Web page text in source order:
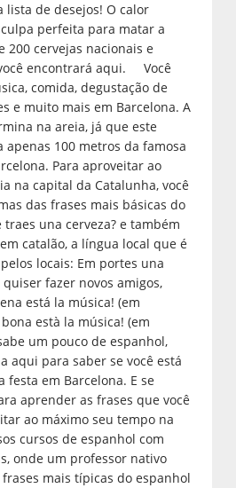
lista de desejos! O calor
perfeita para matar a
200 cervejas nacionais e
encontrará aqui. Você
comida, degustação de
e muito mais em Barcelona. A
na areia, já que este
apenas 100 metros da famosa
Para aproveitar ao
na capital da Catalunha, você
das frases mais básicas do
traes una cerveza? e também
catalão, a língua local que é
locais: Em portes una
quiser fazer novos amigos,
está la música! (em
està la música! (em
um pouco de espanhol,
aqui para saber se você está
em Barcelona. E se
aprender as frases que você
ao máximo seu tempo na
cursos de espanhol com
onde um professor nativo
mais típicas do espanhol